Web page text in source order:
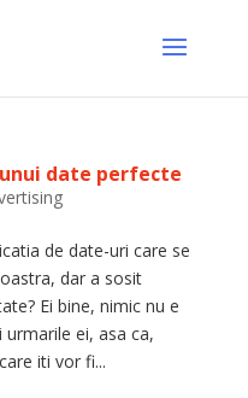
date perfecte
de date-uri care se
dar a sosit
Ei bine, nimic nu e
ei, asa ca,
iti vor fi...